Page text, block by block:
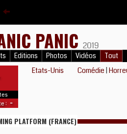
PANIC 2019
Editions Photos Vidéos Tout
: -
Etats-Unis Comédie |
PLATFORM (FRANCE)